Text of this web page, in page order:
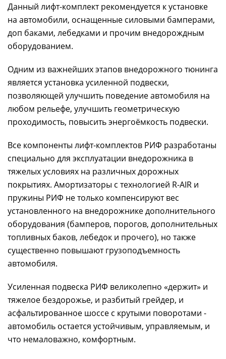
Данный лифт-комплект рекомендуется к установке
на автомобили, оснащенные силовыми бамперами,
доп баками, лебедками и прочим внедорождным
оборудованием.
Одним из важнейших этапов внедорожного тюнинга
является установка усиленной подвески,
позволяющей улучшить поведение автомобиля на
любом рельефе, улучшить геометрическую
проходимость, повысить энергоёмкость подвески.
Все компоненты лифт-комплектов РИФ разработаны
специально для эксплуатации внедорожника в
тяжелых условиях на различных дорожных
покрытиях. Амортизаторы с технологией R-AIR и
пружины РИФ не только компенсируют вес
установленного на внедорожнике дополнительного
оборудования (бамперов, порогов, дополнительных
топливных баков, лебедок и прочего), но также
существенно повышают грузоподъемность
автомобиля.
Усиленная подвеска РИФ великолепно «держит» и
тяжелое бездорожье, и разбитый грейдер, и
асфальтированное шоссе с крутыми поворотами -
автомобиль остается устойчивым, управляемым, и
что немаловажно, комфортным.